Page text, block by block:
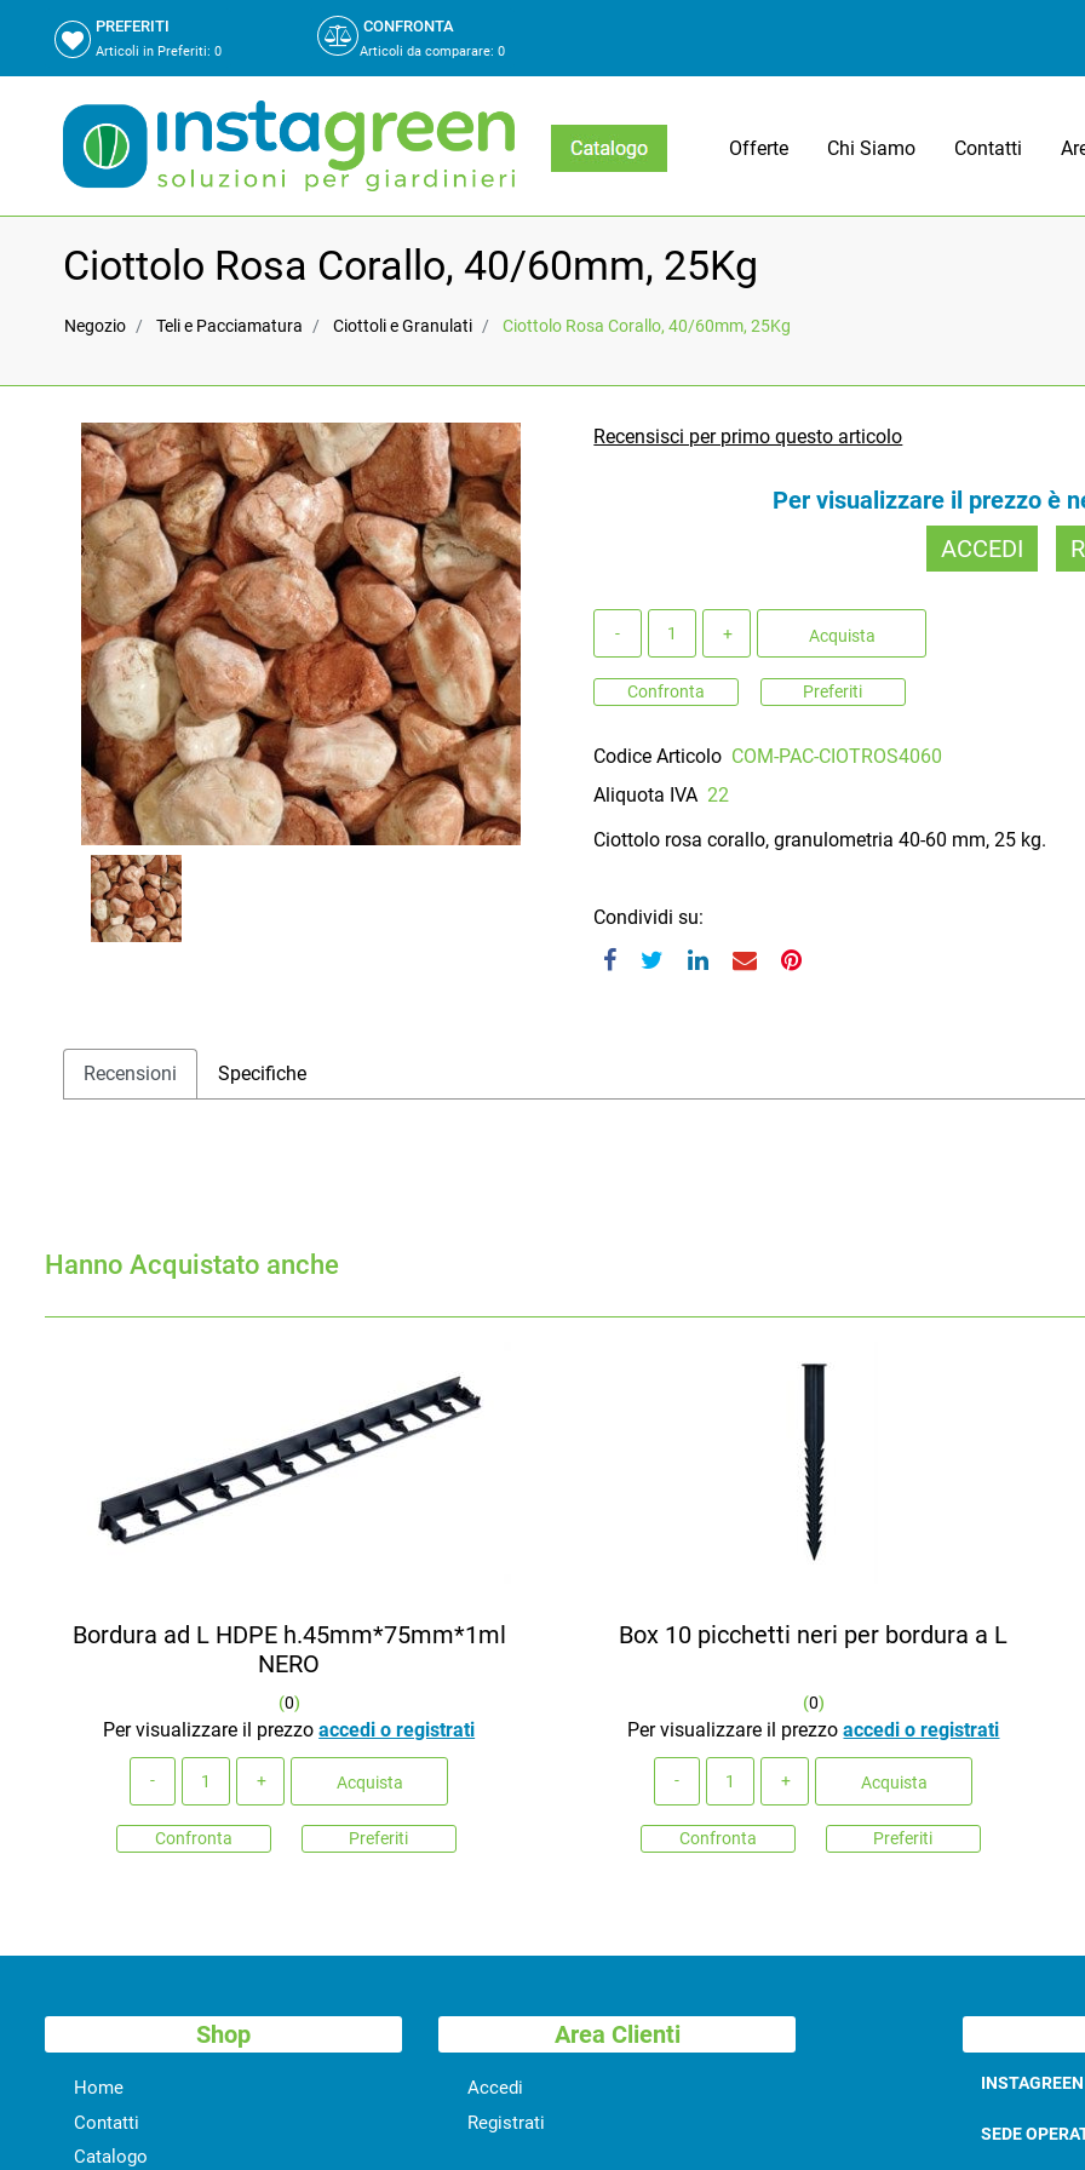
PREFERITI
Articoli in Preferiti: 0
CONFRONTA
Articoli da comparare: 0
Offerte Chi Siamo Contatti
Ciottolo Rosa Corallo, 40/60mm, 25Kg
Negozio Teli e Pacciamatura Ciottoli e Granulati Ciottolo Rosa Corallo, 40/60mm, 25Kg
Recensisci per primo questo articolo
Per visualizzare il prezzo è
ACCEDI
Acquista
Confronta Preferiti
Codice Articolo COM-PAC-CIOTROS4060
Aliquota IVA 22
Ciottolo rosa corallo, granulometria 40-60 mm, 25 kg.
Condividi su:
Recensioni Specifiche
Hanno Acquistato anche
Bordura ad L HDPE h.45mm*75mm*1ml
NERO
(0)
Per visualizzare il prezzoaccedi o registrati
Acquista
Confronta Preferiti
Box 10 picchetti neri per bordura a L
(0)
Per visualizzare il prezzoaccedi o registrati
Acquista
Confronta Preferiti
Shop
Home
Contatti
Catalogo
Area Clienti
Accedi
Registrati
SEDE